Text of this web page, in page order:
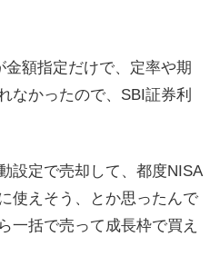
額指定だけで、定率や期
なかったので、SBI証券利
設定で売却して、都度NISA
使えそう、とか思ったんで
一括で売って成長枠で買え